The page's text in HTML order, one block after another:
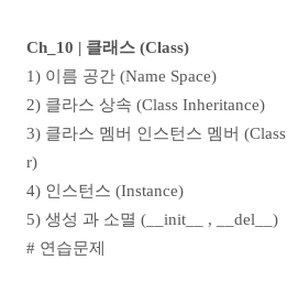
Ch_10 | 클래스 (Class)
1) 이름 공간 (Name Space)
2) 클라스 상속 (Class Inheritance)
3) 클라스 멤버 인스턴스 멤버
r)
4) 인스턴스 (Instance)
5) 생성 과 소멸 (__init__ , __del__)
# 연습문제